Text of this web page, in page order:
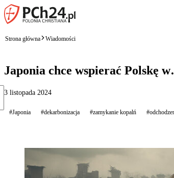
Strona główna Wiadomości
Japonia chce wspierać Polskę
3 listopada 2024
#Japonia #dekarbonizacja #zamykanie kopalń